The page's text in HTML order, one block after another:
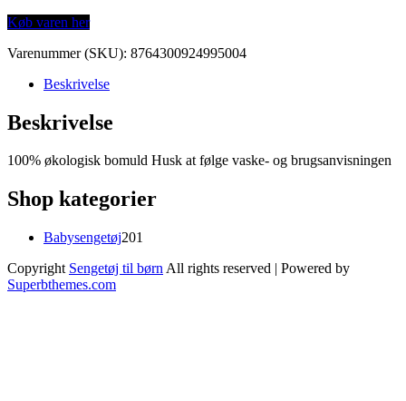
Køb varen her
Varenummer (SKU): 8764300924995004
Beskrivelse
Beskrivelse
100% økologisk bomuld Husk at følge vaske- og brugsanvisningen
Shop kategorier
Babysengetøj201
Copyright Sengetøj til børn All rights reserved | Powered by
Superbthemes.com